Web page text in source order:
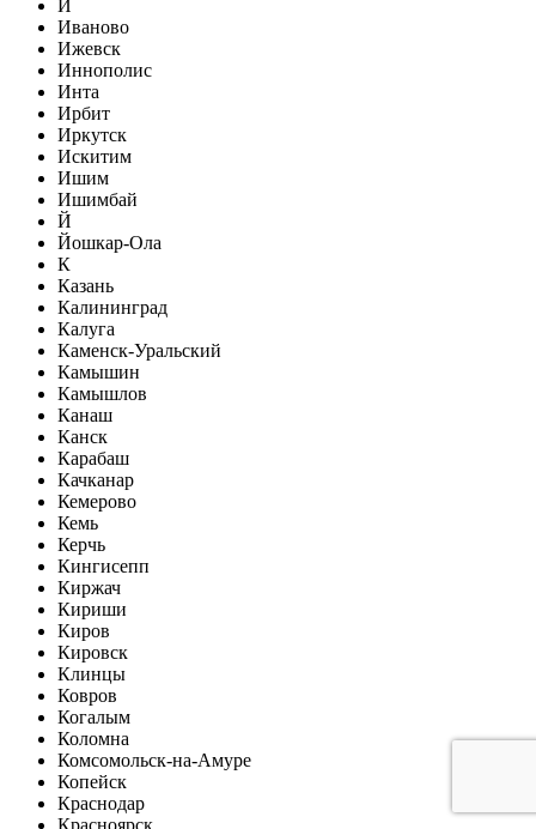
И
Иваново
Ижевск
Иннополис
Инта
Ирбит
Иркутск
Искитим
Ишим
Ишимбай
Й
Йошкар-Ола
К
Казань
Калининград
Калуга
Каменск-Уральский
Камышин
Камышлов
Канаш
Канск
Карабаш
Качканар
Кемерово
Кемь
Керчь
Кингисепп
Киржач
Кириши
Киров
Кировск
Клинцы
Ковров
Когалым
Коломна
Комсомольск-на-Амуре
Копейск
Краснодар